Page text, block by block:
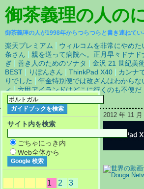
御茶義理の人の
御茶義理の人が1998年からつらつらと書き連ねて
楽天プレミアム ウィルコムを非常にやめた
条さん 親を送って病院へ。正月早々ドナ
ぎ
善き人のためのソナタ 金沢 21 世紀美
BEST
りぼんさん ThinkPad X40
カンナ
りでした
年金特別便では改ざんはわからな
ィ |六甲アイランドはどこに行くのも不便だ
かな |
2012 年 11 月
サイト内を検索
ごちゃにっき内
Web全体から
1 2
3